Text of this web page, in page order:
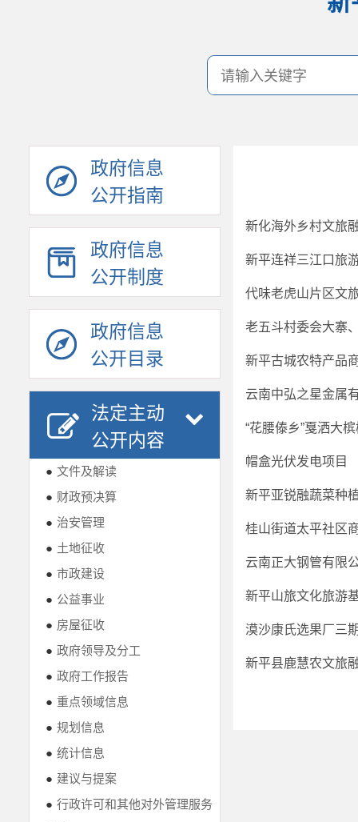
政府信息
公开指南
政府信息
公开制度
政府信息
公开目录
法定主动
公开内容
● 文件及解读
● 财政预决算
● 治安管理
● 土地征收
● 市政建设
● 公益事业
● 房屋征收
● 政府领导及分工
● 政府工作报告
● 重点领域信息
● 规划信息
● 统计信息
● 建议与提案
● 行政许可和其他对外管理服务
新化海外乡村文旅
新平连祥三江口旅
代味老虎山片区文
老五斗村委会大寨
新平古城农特产品
云南中弘之星金属
“花腰傣乡”戛洒大
帽盒光伏发电项目
新平亚锐融蔬菜种
桂山街道太平社区
云南正大钢管有限
新平山旅文化旅游
漠沙康氏选果厂三
新平县鹿慧农文旅